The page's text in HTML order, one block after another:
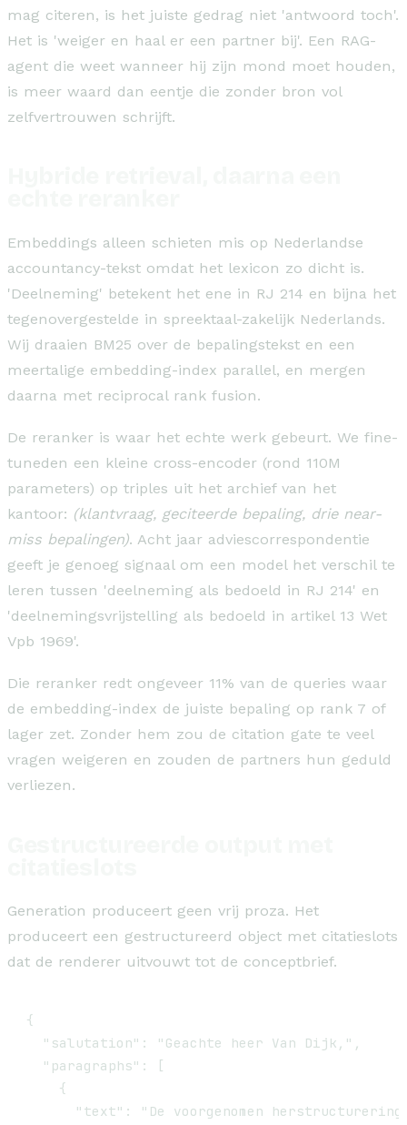
mag citeren, is het juiste gedrag niet 'antwoord toch'.
Het is 'weiger en haal er een partner bij'. Een RAG-
agent die weet wanneer hij zijn mond moet houden,
is meer waard dan eentje die zonder bron vol
zelfvertrouwen schrijft.
Embeddings alleen schieten mis op Nederlandse
accountancy-tekst omdat het lexicon zo dicht is.
'Deelneming' betekent het ene in RJ 214 en bijna het
tegenovergestelde in spreektaal-zakelijk Nederlands.
Wij draaien BM25 over de bepalingstekst en een
meertalige embedding-index parallel, en mergen
daarna met reciprocal rank fusion.
De reranker is waar het echte werk gebeurt. We fine-
tuneden een kleine cross-encoder (rond 110M
parameters) op triples uit het archief van het
kantoor: (klantvraag, geciteerde bepaling, drie near-
miss bepalingen). Acht jaar adviescorrespondentie
geeft je genoeg signaal om een model het verschil te
leren tussen 'deelneming als bedoeld in RJ 214' en
'deelnemingsvrijstelling als bedoeld in artikel 13 Wet
Vpb 1969'.
Die reranker redt ongeveer 11% van de queries waar
de embedding-index de juiste bepaling op rank 7 of
lager zet. Zonder hem zou de citation gate te veel
vragen weigeren en zouden de partners hun geduld
verliezen.
Generation produceert geen vrij proza. Het
produceert een gestructureerd object met citatieslots
dat de renderer uitvouwt tot de conceptbrief.
{
  "salutation": "Geachte heer Van Dijk,",
  "paragraphs": [
    {
"text": "De voorgenomen